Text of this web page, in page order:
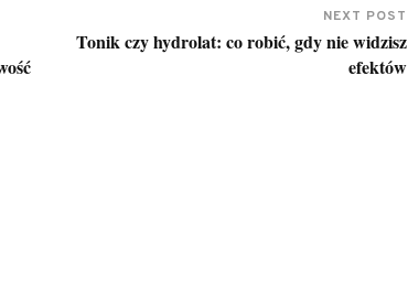
NEXT POST
Tonik czy hydrolat: co robić, gdy nie widzisz
efektów